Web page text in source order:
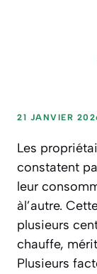
21 JANVIER
Les
constatent
leur
àl’autre.
plusieurs
chauffe,
Plusieurs